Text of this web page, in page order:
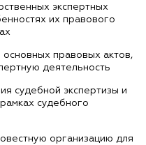
экспертных
их правового
основных правовых актов,
деятельность
судебной экспертизы и
судебного
организацию для